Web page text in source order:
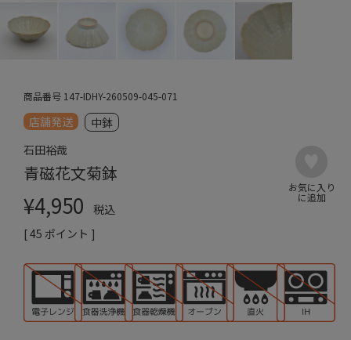
商品番号 147-IDHY-260509-045-071
店舗発送
中鉢
石田裕哉
青磁花文菊鉢
¥4,950
税込
[45 ポイント ]